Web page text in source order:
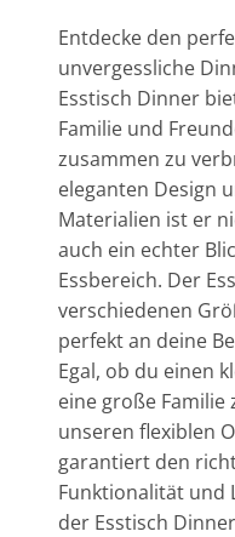
Entdecke den
unvergessliche
Esstisch Dinner
Familie und
zusammen zu
eleganten Design
Materialien ist er
auch ein echter
Essbereich. Der
verschiedenen
perfekt an deine
Egal, ob du einen
eine große
unseren flexiblen
garantiert den
Funktionalität und
der Esstisch